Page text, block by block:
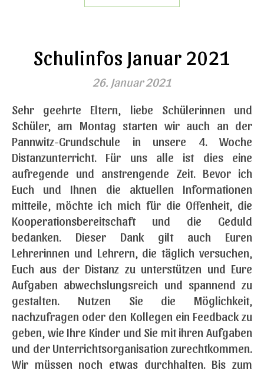
Schulinfos Januar 2021
26. Januar 2021
Sehr geehrte Eltern, liebe Schülerinnen und
Schüler, am Montag starten wir auch an der
Pannwitz-Grundschule in unsere 4. Woche
Distanzunterricht. Für uns alle ist dies eine
aufregende und anstrengende Zeit. Bevor ich
Euch und Ihnen die aktuellen Informationen
mitteile, möchte ich mich für die Offenheit, die
Kooperationsbereitschaft und die Geduld
bedanken. Dieser Dank gilt auch Euren
Lehrerinnen und Lehrern, die täglich versuchen,
Euch aus der Distanz zu unterstützen und Eure
Aufgaben abwechslungsreich und spannend zu
gestalten. Nutzen Sie die Möglichkeit,
nachzufragen oder den Kollegen ein Feedback zu
geben, wie Ihre Kinder und Sie mit ihren Aufgaben
und der Unterrichtsorganisation zurechtkommen.
Wir müssen noch etwas durchhalten. Bis zum